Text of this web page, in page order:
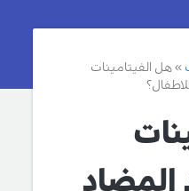
هل الفيتامينات
المضاد